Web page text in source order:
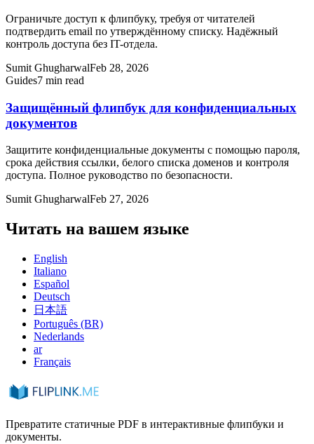
Ограничьте доступ к флипбуку, требуя от читателей
подтвердить email по утверждённому списку. Надёжный
контроль доступа без IT-отдела.
Sumit GhugharwalFeb 28, 2026
Guides7 min read
Защищённый флипбук для конфиденциальных
документов
Защитите конфиденциальные документы с помощью пароля,
срока действия ссылки, белого списка доменов и контроля
доступа. Полное руководство по безопасности.
Sumit GhugharwalFeb 27, 2026
Читать на вашем языке
English
Italiano
Español
Deutsch
日本語
Português (BR)
Nederlands
ar
Français
Превратите статичные PDF в интерактивные флипбуки и
документы.